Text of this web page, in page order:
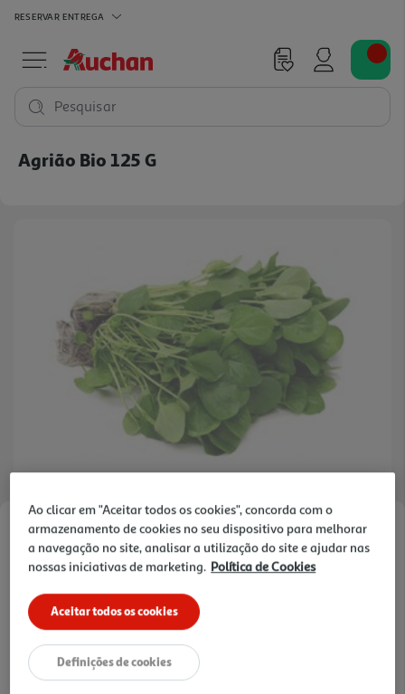
RESERVAR ENTREGA
Pesquisar
Agrião Bio 125 G
Faça a sua avaliação
Ref. / EAN:5609139807532
Sabor intenso, frescura máxima e a nutrição que o seu
corpo precisa, diretamente da horta para a sua mesa
14.32 €/Kg
Ao clicar em "Aceitar todos os cookies", concorda com o
armazenamento de cookies no seu dispositivo para melhorar
a navegação no site, analisar a utilização do site e ajudar nas
nossas iniciativas de marketing. Política de Cookies
Aceitar todos os cookies
Definições de cookies